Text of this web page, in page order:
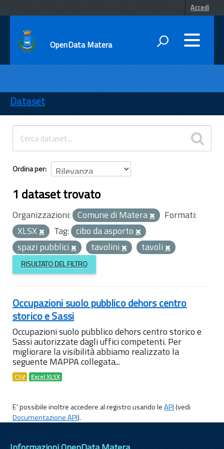
Accedi
OpenData Matera
ENTI
TEMI
INFORMAZIONI
Dataset
Ordina per
1 dataset trovato
Organizzazioni: Comune di Matera
Formati:
XLSX
Tag: cibo da asporto
spazi pubblici
tavolini tavoli
RISULTATO DEL FILTRO
Occupazioni suolo pubblico dehors centro
storico e Sassi
Occupazioni suolo pubblico dehors centro storico e
Sassi autorizzate dagli uffici competenti. Per
migliorare la visibilità abbiamo realizzato la
seguente MAPPA collegata...
CSV Excel XLSX
E' possibile inoltre accedere al registro usando leAPI(vedi
Documentazione API).